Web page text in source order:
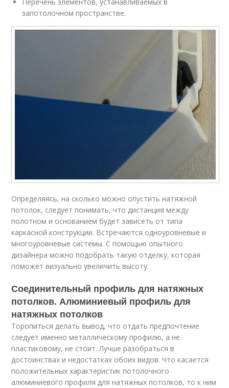
запотолочном пространстве.
Определяясь, на сколько можно опустить натяжной
потолок, следует понимать, что дистанция между
полотном и основанием будет зависеть от типа
каркасной конструкции. Встречаются одноуровневые и
многоуровневые системы. С помощью опытного
дизайнера можно подобрать такую отделку, которая
поможет визуально увеличить высоту.
Соединительный профиль для натяжных
потолков. Алюминиевый профиль для
натяжных потолков
Торопиться делать вывод, что отдать предпочтение
следует именно металлическому профилю, а не
пластиковому, не стоит. Лучше разобраться в
достоинствах и недостатках обоих видов. Что касается
положительных характеристик потолочного
алюминиевого профиля для натяжных потолков, то к ним